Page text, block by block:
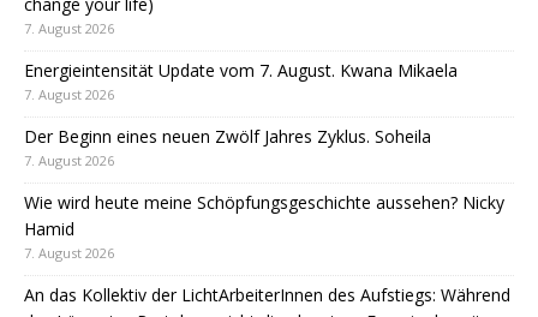
7. August 2026
Energieintensität Update vom 7. August. Kwana Mikaela
7. August 2026
Der Beginn eines neuen Zwölf Jahres Zyklus. Soheila
7. August 2026
Wie wird heute meine Schöpfungsgeschichte aussehen? Nicky
Hamid
7. August 2026
An das Kollektiv der LichtArbeiterInnen des Aufstiegs: Während